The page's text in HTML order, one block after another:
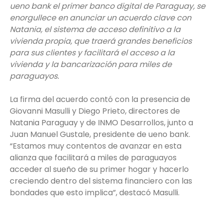
ueno bank el primer banco digital de Paraguay, se
enorgullece en anunciar un acuerdo clave con
Natania, el sistema de acceso definitivo a la
vivienda propia, que traerá grandes beneficios
para sus clientes y facilitará el acceso a la
vivienda y la bancarización para miles de
paraguayos.
La firma del acuerdo contó con la presencia de
Giovanni Masulli y Diego Prieto, directores de
Natania Paraguay y de INMO Desarrollos, junto a
Juan Manuel Gustale, presidente de ueno bank.
“Estamos muy contentos de avanzar en esta
alianza que facilitará a miles de paraguayos
acceder al sueño de su primer hogar y hacerlo
creciendo dentro del sistema financiero con las
bondades que esto implica”, destacó Masulli.